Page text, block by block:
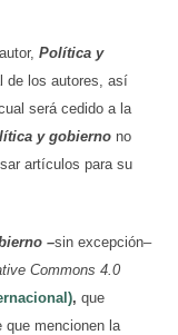
Política y
de los autores, así
será cedido a la
y gobierno no
artículos para su
–sin excepción–
Commons 4.0
, que
que mencionen la